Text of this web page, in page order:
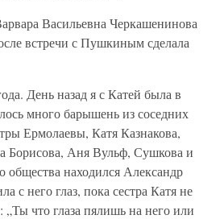
Васильевна Черкашенинова
встречи с Пушкиным сделала
День назад я с Катей была в
много барышень из соседних
Ермолаевы, Катя Казнакова,
Борисова, Аня Вульф, Сушкова и
общества находился Александр
с него глаз, пока сестра Катя не
„Ты что глаза пялишь на него или